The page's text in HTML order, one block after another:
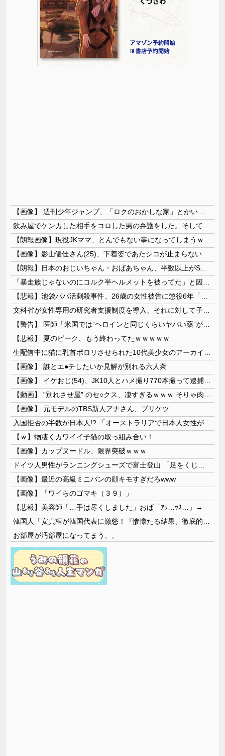
【画像】影山優佳さん(25)、下着姿であたシコが止まらない
【悲報】 夏のピーク、もう終わってたｗｗｗｗｗ
【画像】 誰とエ●チしたいか見解が別れる六人衆
【画像】 元モデルのTBS新人アナさん、プリケツ
【ｗ】物凄くカワイイ子猫の取っ組み合い！
【画像】カップヌードル、限界突破ｗｗｗ
【画像】最近の高級ミニバンの顔キモすぎだろwww
【画像】「ワイらのゴマキ（３９）」
【悲報】美容師「…手は尽くしました」おば「ｱｯ…ｯｽ…」→
お部屋が汚部屋になってまう、、